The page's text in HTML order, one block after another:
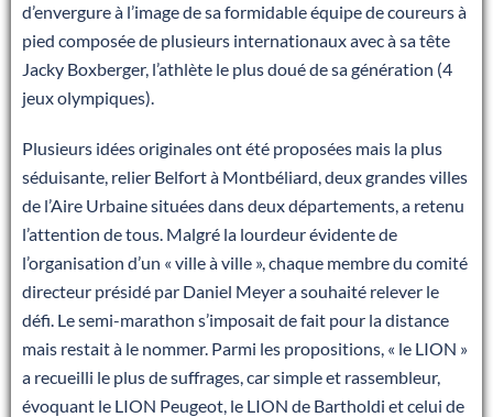
d’envergure à l’image de sa formidable équipe de coureurs à
pied composée de plusieurs internationaux avec à sa tête
Jacky Boxberger, l’athlète le plus doué de sa génération (4
jeux olympiques).
Plusieurs idées originales ont été proposées mais la plus
séduisante, relier Belfort à Montbéliard, deux grandes villes
de l’Aire Urbaine situées dans deux départements, a retenu
l’attention de tous. Malgré la lourdeur évidente de
l’organisation d’un « ville à ville », chaque membre du comité
directeur présidé par Daniel Meyer a souhaité relever le
défi. Le semi-marathon s’imposait de fait pour la distance
mais restait à le nommer. Parmi les propositions, « le LION »
a recueilli le plus de suffrages, car simple et rassembleur,
évoquant le LION Peugeot, le LION de Bartholdi et celui de